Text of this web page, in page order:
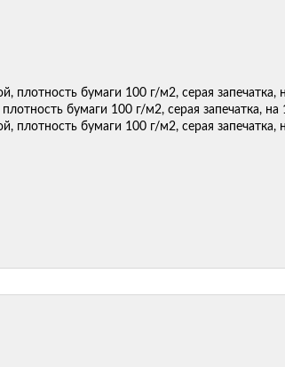
бумаги 100 г/м2, серая запечатка, на